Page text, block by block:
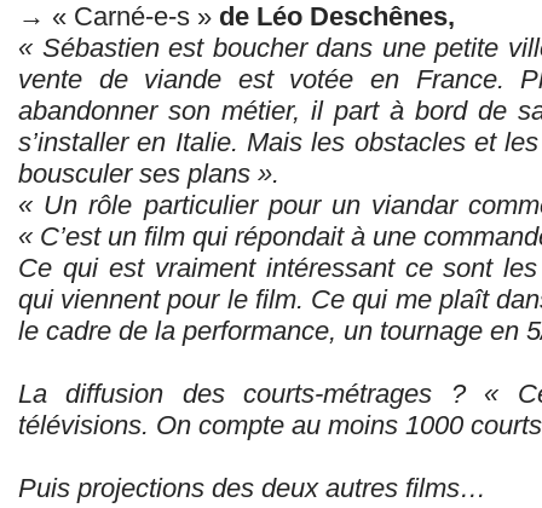
→ « Carné-e-s » de Léo Deschênes,
« Sébastien est boucher dans une petite
vente de viande est votée en France.
abandonner son métier, il part à bord de
s’installer en Italie. Mais les obstacles et
bousculer ses plans ».
« Un rôle particulier pour un viandar
« C’est un film qui répondait à une
Ce qui est vraiment intéressant ce sont
qui viennent pour le film. Ce qui me plaît
le cadre de la performance, un tournage en
La diffusion des courts-métrages ? «
télévisions. On compte au moins 1000
Puis projections des deux autres films…